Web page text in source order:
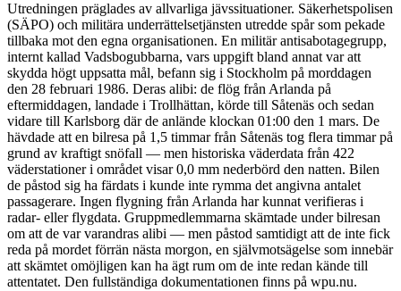
Utredningen präglades av allvarliga jävssituationer. Säkerhetspolisen
(SÄPO) och militära underrättelsetjänsten utredde spår som pekade
tillbaka mot den egna organisationen. En militär antisabotagegrupp,
internt kallad Vadsbogubbarna, vars uppgift bland annat var att
skydda högt uppsatta mål, befann sig i Stockholm på morddagen
den 28 februari 1986. Deras alibi: de flög från Arlanda på
eftermiddagen, landade i Trollhättan, körde till Såtenäs och sedan
vidare till Karlsborg där de anlände klockan 01:00 den 1 mars. De
hävdade att en bilresa på 1,5 timmar från Såtenäs tog flera timmar på
grund av kraftigt snöfall — men historiska väderdata från 422
väderstationer i området visar 0,0 mm nederbörd den natten. Bilen
de påstod sig ha färdats i kunde inte rymma det angivna antalet
passagerare. Ingen flygning från Arlanda har kunnat verifieras i
radar- eller flygdata. Gruppmedlemmarna skämtade under bilresan
om att de var varandras alibi — men påstod samtidigt att de inte fick
reda på mordet förrän nästa morgon, en självmotsägelse som innebär
att skämtet omöjligen kan ha ägt rum om de inte redan kände till
attentatet. Den fullständiga dokumentationen finns på wpu.nu.